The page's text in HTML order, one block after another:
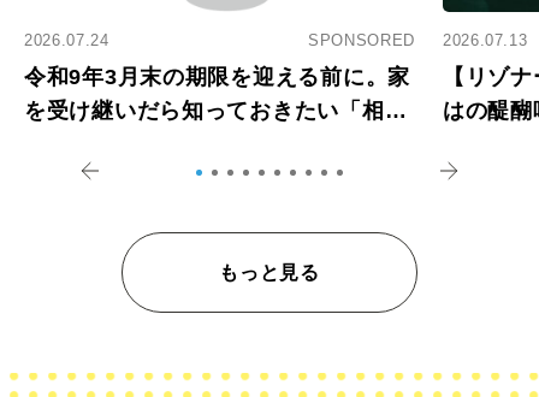
2026.07.24 SPONSORED
令和9年3月末の期限を迎える前に。家
を受け継いだら知っておきたい「相続
2026.07.13
【リゾ
はの醍
もっと見る